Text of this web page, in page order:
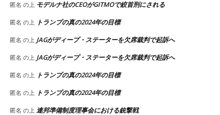
匿名 の上 モデルナ社のCEOがGITMOで絞首刑にされる
匿名 の上 トランプの真の2024年の目標
匿名 の上 JAGがディープ・ステーターを欠席裁判で起訴へ
匿名 の上 JAGがディープ・ステーターを欠席裁判で起訴へ
匿名 の上 トランプの真の2024年の目標
匿名 の上 トランプの真の2024年の目標
匿名 の上 連邦準備制度理事会における銃撃戦